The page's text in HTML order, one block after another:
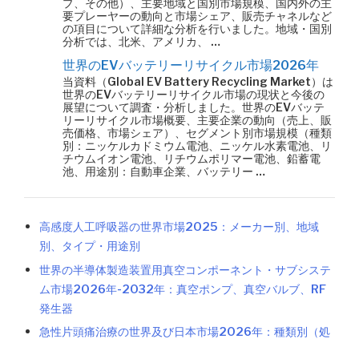
プ、その他）、主要地域と国別市場規模、国内外の主
要プレーヤーの動向と市場シェア、販売チャネルなど
の項目について詳細な分析を行いました。地域・国別
分析では、北米、アメリカ、 …
世界のEVバッテリーリサイクル市場2026年
当資料（Global EV Battery Recycling Market）は
世界のEVバッテリーリサイクル市場の現状と今後の
展望について調査・分析しました。世界のEVバッテ
リーリサイクル市場概要、主要企業の動向（売上、販
売価格、市場シェア）、セグメント別市場規模（種類
別：ニッケルカドミウム電池、ニッケル水素電池、リ
チウムイオン電池、リチウムポリマー電池、鉛蓄電
池、用途別：自動車企業、バッテリー …
高感度人工呼吸器の世界市場2025：メーカー別、地域
別、タイプ・用途別
世界の半導体製造装置用真空コンポーネント・サブシステ
ム市場2026年-2032年：真空ポンプ、真空バルブ、RF
発生器
急性片頭痛治療の世界及び日本市場2026年：種類別（処